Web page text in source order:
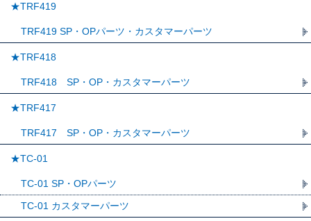
★TRF419
TRF419 SP・OPパーツ・カスタマーパーツ
★TRF418
TRF418 SP・OP・カスタマーパーツ
★TRF417
TRF417 SP・OP・カスタマーパーツ
★TC-01
TC-01 SP・OPパーツ
TC-01 カスタマーパーツ